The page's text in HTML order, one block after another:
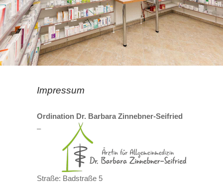
Impressum
Ordination Dr. Barbara Zinnebner-Seifried
–
Straße: Badstraße 5